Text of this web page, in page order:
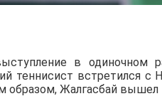
в одиночном
теннисист встретился
образом, Жалгасбай вышел